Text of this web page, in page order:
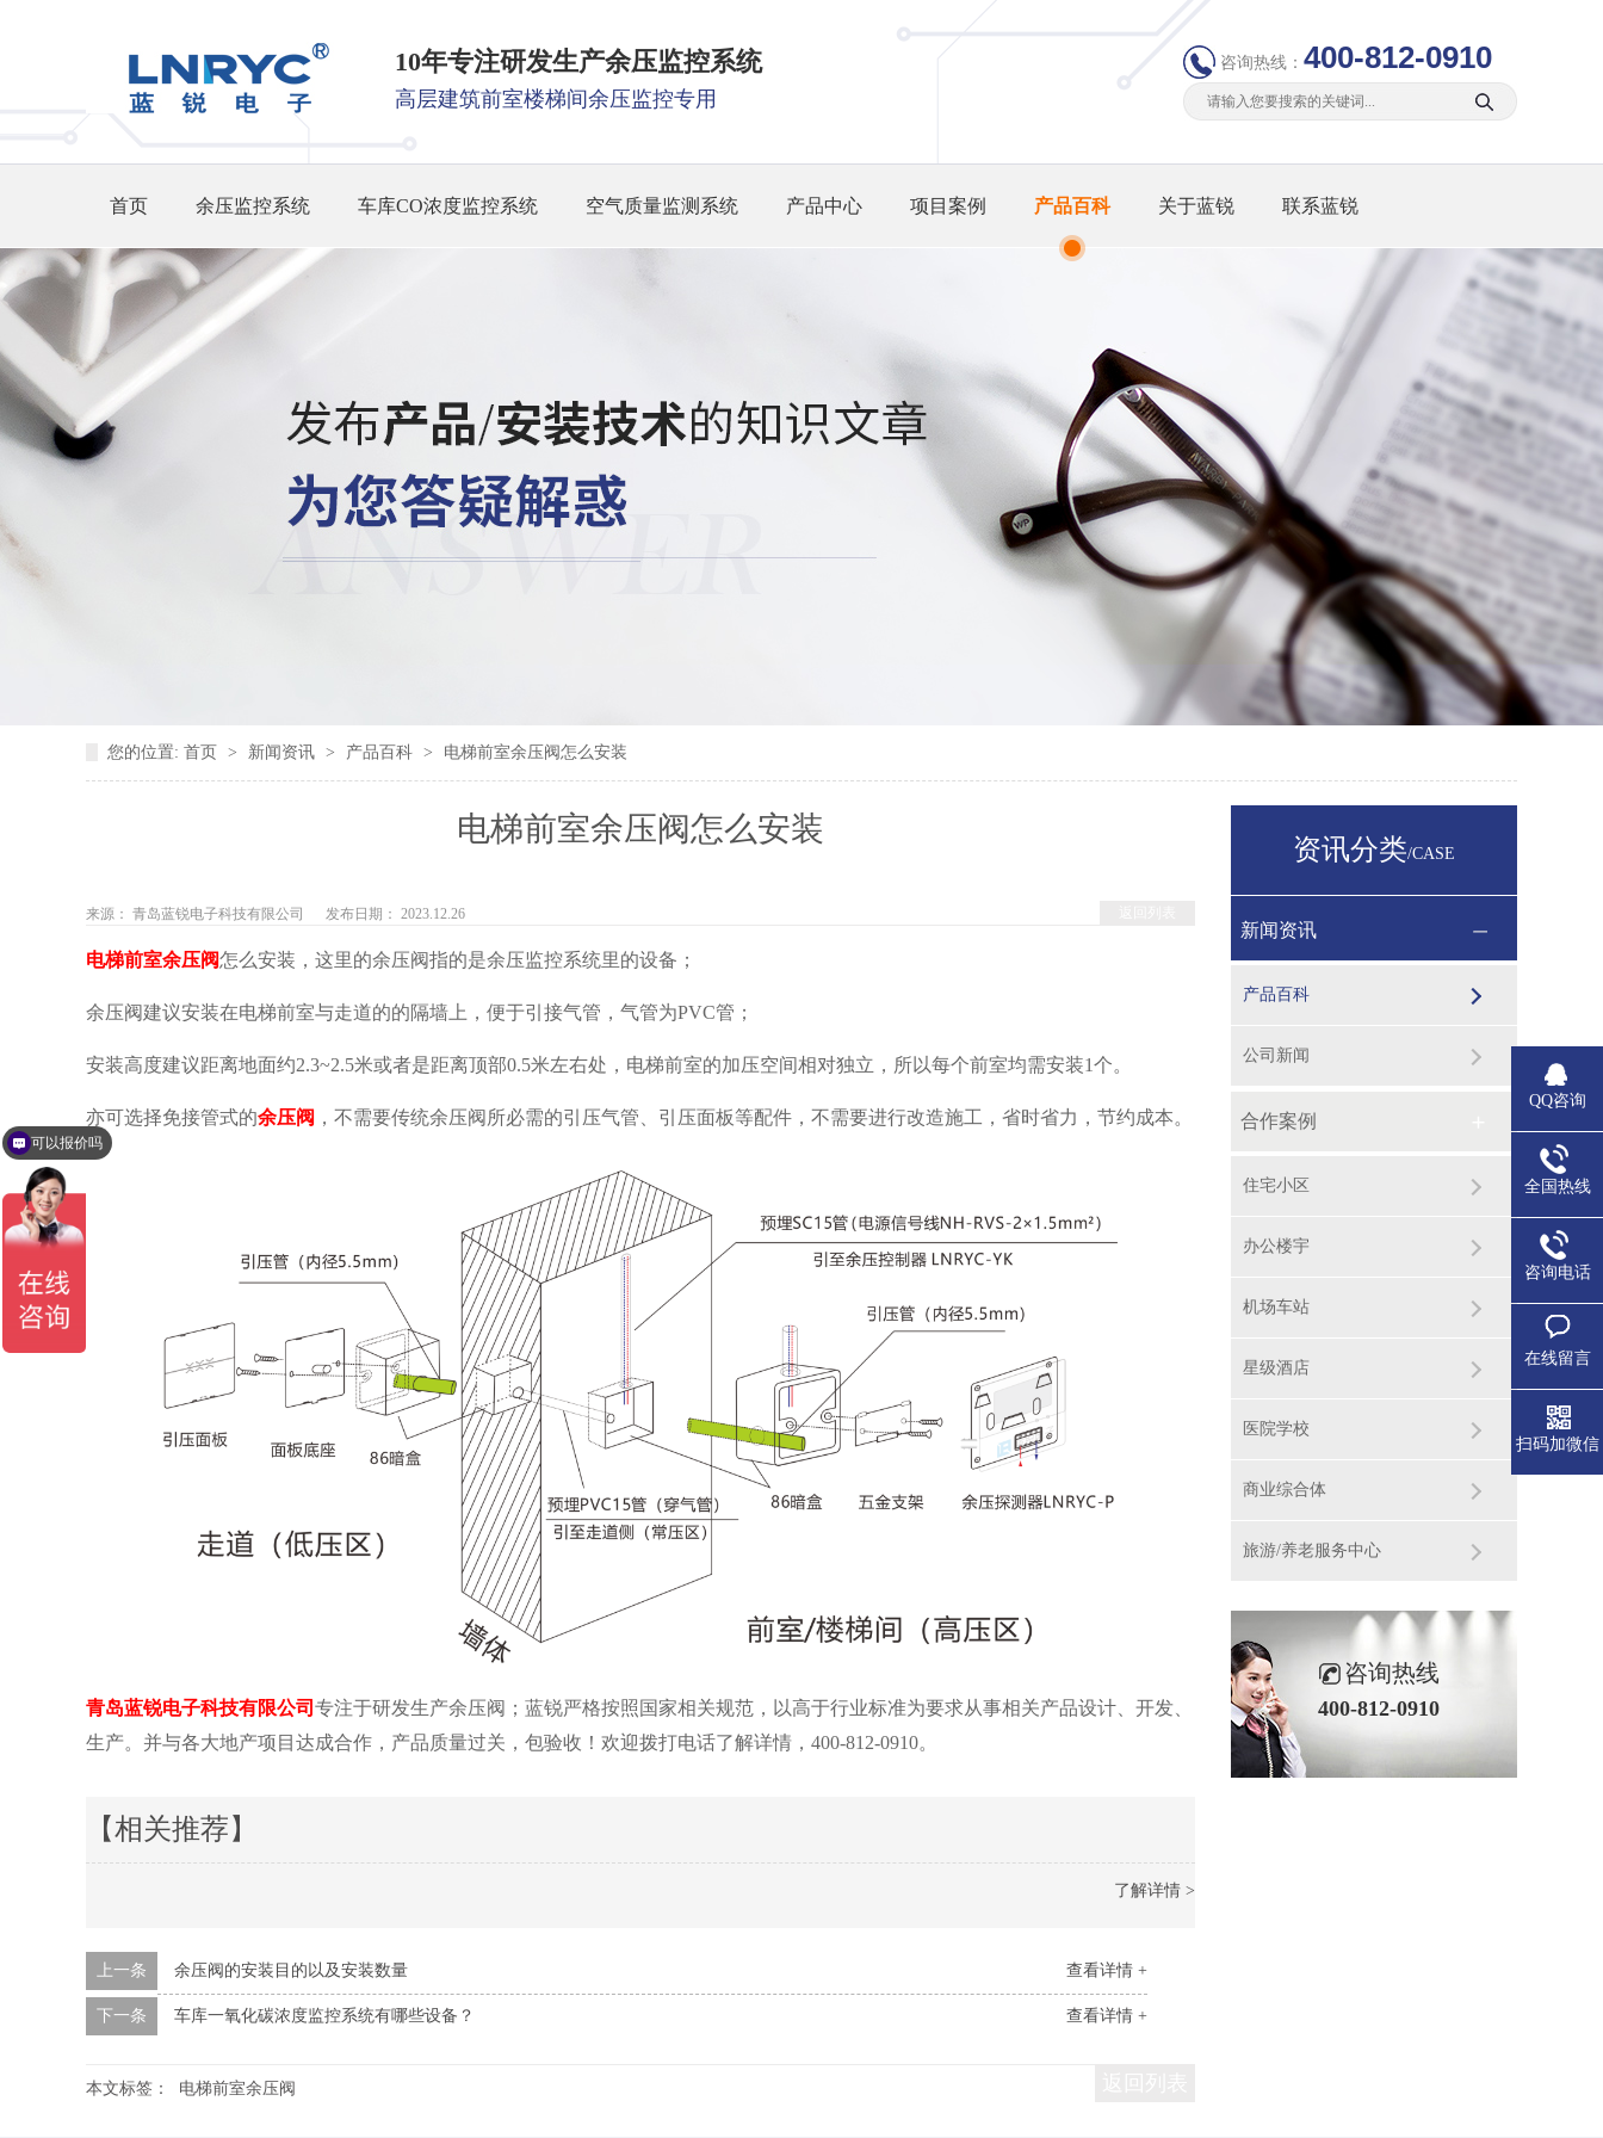
10年专注研发生产余压监控系统
高层建筑前室楼梯间余压监控专用
咨询热线： 400-812-0910
首页 余压监控系统 车库CO浓度监控系统 空气质量监测系统 产品中心 项目案例 产品百科 关于蓝锐 联系蓝锐
您的位置: 首页 > 新闻资讯 > 产品百科 > 电梯前室余压阀怎么安装
电梯前室余压阀怎么安装
来源： 青岛蓝锐电子科技有限公司 发布日期： 2023.12.26
电梯前室余压阀怎么安装，这里的余压阀指的是余压监控系统里的设备；
余压阀建议安装在电梯前室与走道的的隔墙上，便于引接气管，气管为PVC管；
安装高度建议距离地面约2.3~2.5米或者是距离顶部0.5米左右处，电梯前室的加压空间相对独立，所以每个前室均需安装1个。
亦可选择免接管式的余压阀 ，不需要传统余压阀所必需的引压气管、引压面板等配件，不需要进行改造施工，省时省力，节约成本。
青岛蓝锐电子科技有限公司 专注于研发生产余压阀；蓝锐严格按照国家相关规范，以高于行业标准为要求从事相关产品设计、开发、
生产。并与各大地产项目达成合作，产品质量过关，包验收！欢迎拨打电话了解详情，400-812-0910。
【相关推荐】
了解详情 >
查看详情 +
上一条 余压阀的安装目的以及安装数量
查看详情 +
下一条 车库一氧化碳浓度监控系统有哪些设备？
本文标签： 电梯前室余压阀
资讯分类/CASE
新闻资讯
产品百科
公司新闻
合作案例
住宅小区
办公楼宇
机场车站
星级酒店
医院学校
商业综合体
旅游/养老服务中心
咨询热线
400-812-0910
QQ咨询
全国热线
咨询电话
在线留言
扫码加微信
可以报价吗